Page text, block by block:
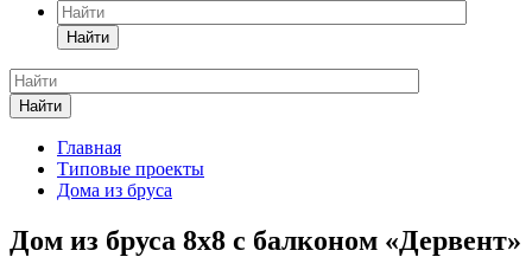
Найти
Найти
Главная
Типовые проекты
Дома из бруса
Дом из бруса 8х8 с балконом «Дервент»